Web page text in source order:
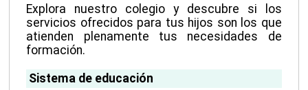
Explora nuestro colegio y descubre si los
servicios ofrecidos para tus hijos son los que
atienden plenamente tus necesidades de
formación.
Sistema de educación